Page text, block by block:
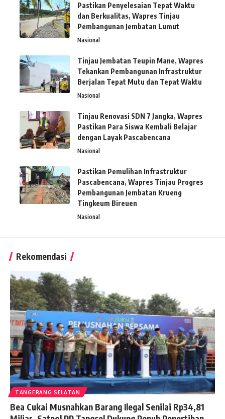
Pastikan Penyelesaian Tepat Waktu
dan Berkualitas, Wapres Tinjau
Pembangunan Jembatan Lumut
Nasional
Tinjau Jembatan Teupin Mane, Wapres
Tekankan Pembangunan Infrastruktur
Berjalan Tepat Mutu dan Tepat Waktu
Nasional
Tinjau Renovasi SDN 7 Jangka, Wapres
Pastikan Para Siswa Kembali Belajar
dengan Layak Pascabencana
Nasional
Pastikan Pemulihan Infrastruktur
Pascabencana, Wapres Tinjau Progres
Pembangunan Jembatan Krueng
Tingkeum Bireuen
Nasional
Rekomendasi
TANGERANG SELATAN
Bea Cukai Musnahkan Barang Ilegal Senilai Rp34,81